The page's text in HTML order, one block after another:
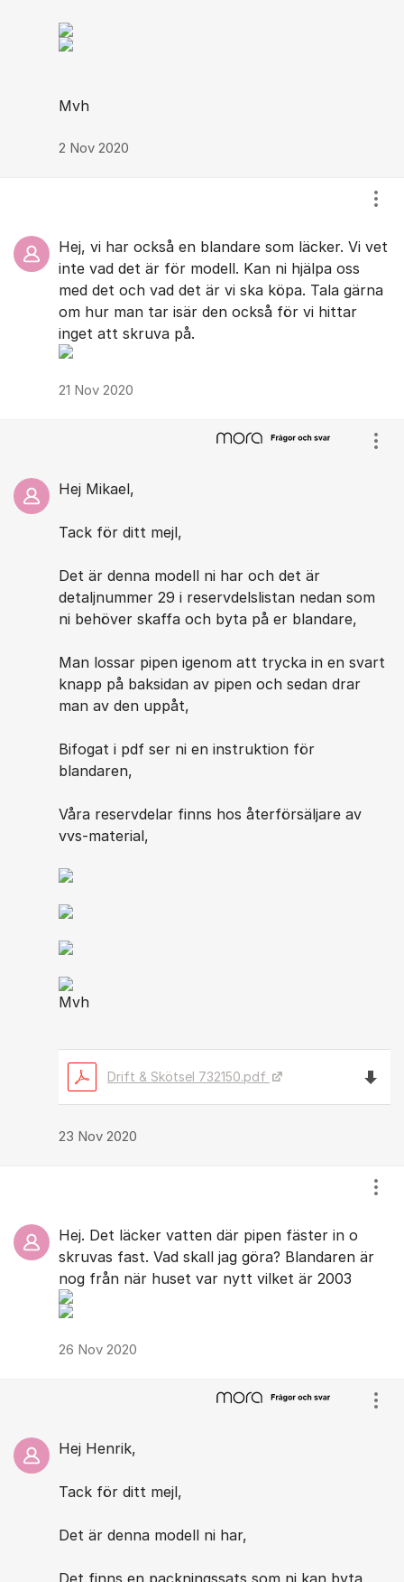
Mvh
2 Nov 2020
Hej, vi har också en blandare som läcker. Vi vet
inte vad det är för modell. Kan ni hjälpa oss
med det och vad det är vi ska köpa. Tala gärna
om hur man tar isär den också för vi hittar
inget att skruva på.
21 Nov 2020
Hej Mikael,
Tack för ditt mejl,
Det är denna modell ni har och det är
detaljnummer 29 i reservdelslistan nedan som
ni behöver skaffa och byta på er blandare,
Man lossar pipen igenom att trycka in en svart
knapp på baksidan av pipen och sedan drar
man av den uppåt,
Bifogat i pdf ser ni en instruktion för
blandaren,
Våra reservdelar finns hos återförsäljare av
vvs-material,
Mvh
Drift & Skötsel 732150.pdf
23 Nov 2020
Hej. Det läcker vatten där pipen fäster in o
skruvas fast. Vad skall jag göra? Blandaren är
nog från när huset var nytt vilket är 2003
26 Nov 2020
Hej Henrik,
Tack för ditt mejl,
Det är denna modell ni har,
Det finns en packningssats som ni kan byta